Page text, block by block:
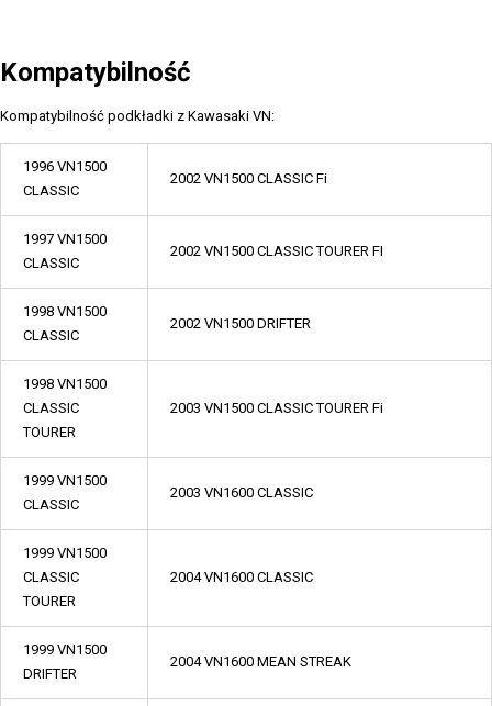
Kompatybilność
Kompatybilność podkładki z Kawasaki VN:
1996 VN1500
CLASSIC
2002 VN1500 CLASSIC Fi
1997 VN1500
CLASSIC
2002 VN1500 CLASSIC TOURER FI
1998 VN1500
CLASSIC
2002 VN1500 DRIFTER
1998 VN1500
CLASSIC
TOURER
2003 VN1500 CLASSIC TOURER Fi
1999 VN1500
CLASSIC
2003 VN1600 CLASSIC
1999 VN1500
CLASSIC
TOURER
2004 VN1600 CLASSIC
1999 VN1500
DRIFTER
2004 VN1600 MEAN STREAK